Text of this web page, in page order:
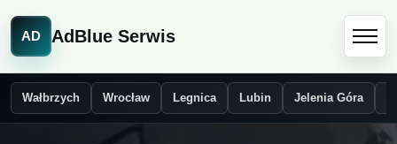
AD AdBlue Serwis
Wałbrzych Wrocław Legnica Lubin Jelenia Góra